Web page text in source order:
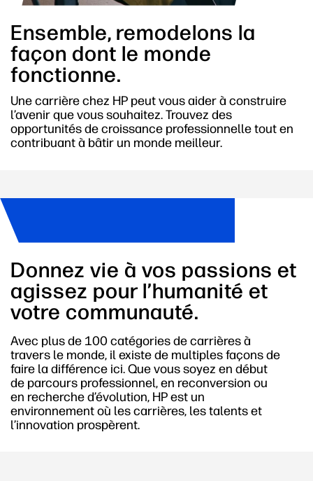
Ensemble, remodelons la
façon dont le monde
fonctionne.
Une carrière chez HP peut vous aider à construire
l’avenir que vous souhaitez. Trouvez des
opportunités de croissance professionnelle tout en
contribuant à bâtir un monde meilleur.
Donnez vie à vos passions et
agissez pour l’humanité et
votre communauté.
Avec plus de 100 catégories de carrières à
travers le monde, il existe de multiples façons de
faire la différence ici. Que vous soyez en début
de parcours professionnel, en reconversion ou
en recherche d’évolution, HP est un
environnement où les carrières, les talents et
l’innovation prospèrent.